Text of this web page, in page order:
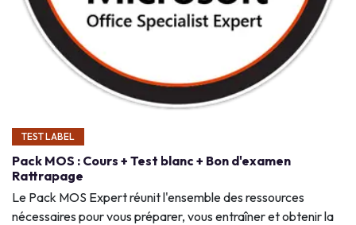
TEST LABEL
Pack MOS : Cours + Test blanc + Bon d'examen
Rattrapage
Le Pack MOS Expert réunit l'ensemble des ressources
nécessaires pour vous préparer, vous entraîner et obtenir la